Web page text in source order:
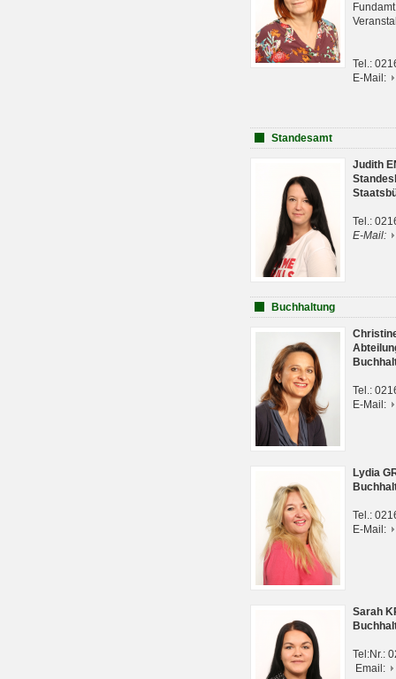
Tel.:
E-Mail:
Standesamt
Judith
Tel.:
E-Mail:
Buchhaltung
Tel.:
E-Mail:
Lydia
Tel.:
E-Mail:
Sarah
Tel:Nr.:
Email: